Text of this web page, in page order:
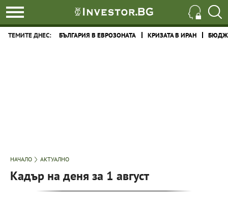
ТЕМИТЕ ДНЕС: БЪЛГАРИЯ В ЕВРОЗОНАТА КРИЗАТА В ИРАН
НАЧАЛО АКТУАЛНО
Кадър на деня за 1 август